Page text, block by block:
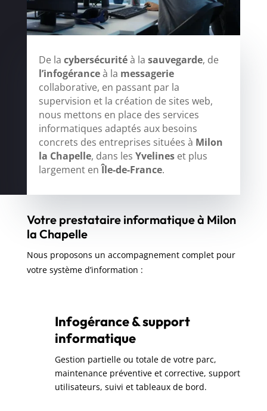
De la cybersécuritéà la sauvegarde, de
l’infogéranceà la messagerie
collaborative, en passant par la
supervision et la création de sites web,
nous mettons en place des services
informatiques adaptés aux besoins
concrets des entreprises situées à Milon
la Chapelle, dans les Yvelineset plus
largement enÎle-de-France.
Votre prestataire informatique à Milon
la Chapelle
Nous proposons un accompagnement complet pour
votre système d’information :
Infogérance & support
informatique
Gestion partielle ou totale de votre parc,
maintenance préventive et corrective, support
utilisateurs, suivi et tableaux de bord.